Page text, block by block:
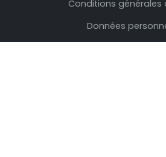
Conditions générales
Données